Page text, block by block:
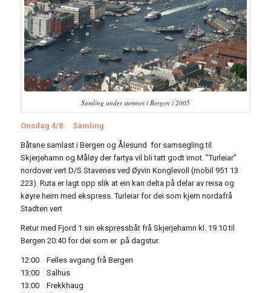
Samling under stemnet i Bergen i 2005
Onsdag 4/8: Samling
Båtane samlast i Bergen og Ålesund for samsegling til
Skjerjehamn og Måløy der fartya vil bli tatt godt imot. ”Turleiar”
nordover vert D/S Stavenes ved Øyvin Konglevoll (mobil 951 13
223). Ruta er lagt opp slik at ein kan delta på delar av reisa og
køyre heim med ekspress. Turleiar for dei som kjem nordafrå
Stadten vert
Retur med Fjord 1 sin ekspressbåt frå Skjerjehamn kl. 19.10 til
Bergen 20:40 for dei som er på dagstur.
12:00 Felles avgang frå Bergen
13:00 Salhus
13:00 Frekkhaug